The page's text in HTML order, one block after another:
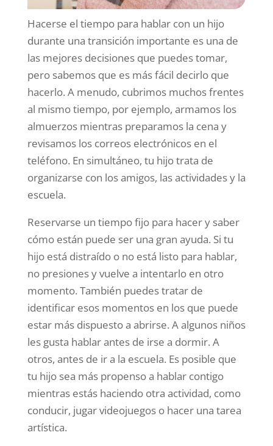
Hacerse el tiempo para hablar con un hijo
durante una transición importante es una de
las mejores decisiones que puedes tomar,
pero sabemos que es más fácil decirlo que
hacerlo. A menudo, cubrimos muchos frentes
al mismo tiempo, por ejemplo, armamos los
almuerzos mientras preparamos la cena y
revisamos los correos electrónicos en el
teléfono. En simultáneo, tu hijo trata de
organizarse con los amigos, las actividades y la
escuela.
Reservarse un tiempo fijo para hacer y saber
cómo están puede ser una gran ayuda. Si tu
hijo está distraído o no está listo para hablar,
no presiones y vuelve a intentarlo en otro
momento. También puedes tratar de
identificar esos momentos en los que puede
estar más dispuesto a abrirse. A algunos niños
les gusta hablar antes de irse a dormir. A
otros, antes de ir a la escuela. Es posible que
tu hijo sea más propenso a hablar contigo
mientras estás haciendo otra actividad, como
conducir, jugar videojuegos o hacer una tarea
artística.